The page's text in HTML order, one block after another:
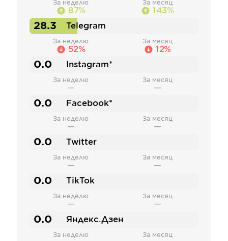
За неделю
87%
За месяц
143%
28.3 Telegram
За неделю
52%
За месяц
12%
0.0 Instagram*
За неделю
—
За месяц
—
0.0 Facebook*
За неделю
—
За месяц
—
0.0 Twitter
За неделю
—
За месяц
—
0.0 TikTok
За неделю
—
За месяц
—
0.0 Яндекс.Дзен
За неделю За месяц